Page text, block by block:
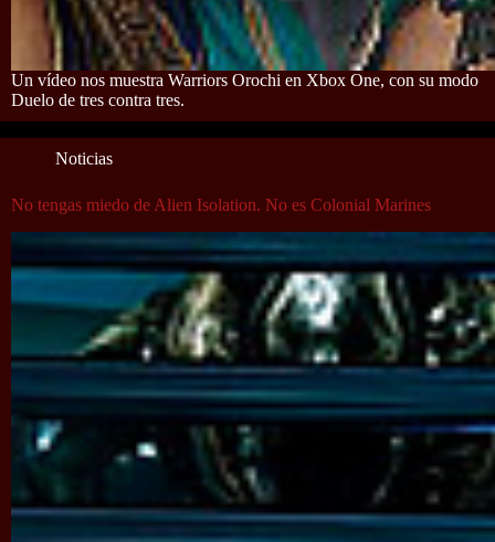
Un vídeo nos muestra Warriors Orochi en Xbox One, con su modo
Duelo de tres contra tres.
Noticias
No tengas miedo de Alien Isolation. No es Colonial Marines